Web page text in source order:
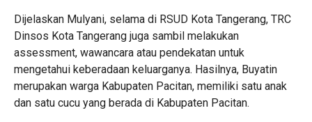
Dijelaskan Mulyani, selama di RSUD Kota Tangerang, TRC
Dinsos Kota Tangerang juga sambil melakukan
assessment, wawancara atau pendekatan untuk
mengetahui keberadaan keluarganya. Hasilnya, Buyatin
merupakan warga Kabupaten Pacitan, memiliki satu anak
dan satu cucu yang berada di Kabupaten Pacitan.